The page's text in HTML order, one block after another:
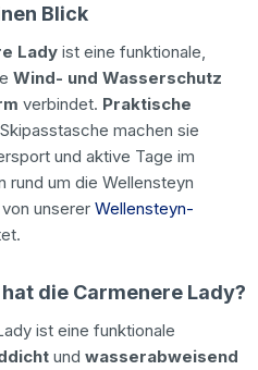
Blick
Lady ist eine funktionale,
Wind- und Wasserschutz
verbindet. Praktische
machen sie
und aktive Tage im
rund um die Wellensteyn
unserer Wellensteyn-
die Carmenere Lady?
ist eine funktionale
und wasserabweisend